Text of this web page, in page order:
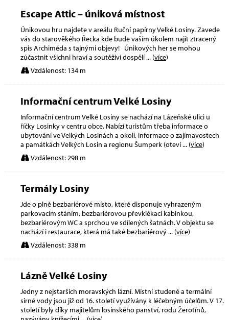
Escape Attic – úniková místnost
Únikovou hru najdete v areálu Ruční papírny Velké Losiny. Zavede
vás do starověkého Řecka kde bude vaším úkolem najít ztracený
spis Archiméda s tajnými objevy! Únikových her se mohou
zúčastnit všichni hraví a soutěživí dospělí... (více)
Vzdálenost: 134 m
Informační centrum Velké Losiny
Informační centrum Velké Losiny se nachází na Lázeňské ulici u
říčky Losinky v centru obce. Nabízí turistům třeba informace o
ubytování ve Velkých Losinách a okolí, informace o zajímavostech
a památkách Velkých Losin a regionu Šumperk (oteví... (více)
Vzdálenost: 298 m
Termály Losiny
Jde o plně bezbariérové místo, které disponuje vyhrazeným
parkovacím stáním, bezbariérovou převklékací kabinkou,
bezbariérovým WC a sprchou ve sdílených šatnách. V objektu se
nachází i restaurace, která má také bezbariérový... (více)
Vzdálenost: 338 m
Lázně Velké Losiny
Jedny z nejstarších moravských lázní. Místní studené a termální
sirné vody jsou již od 16. století využívány k léčebným účelům. V 17.
století byly díky majitelům losinského panství, rodu Žerotínů,